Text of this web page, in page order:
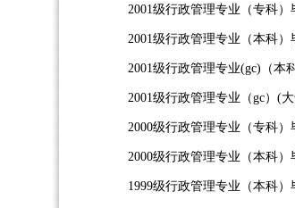
2001级行政管理专业（专科）
2001级行政管理专业（本科）
2001级行政管理专业(gc)（本
2001级行政管理专业（gc）(
2000级行政管理专业（专科）
2000级行政管理专业（本科）
1999级行政管理专业（本科